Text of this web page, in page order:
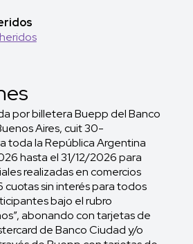
por billetera Buepp del Banco
Aires, cuit 30-
toda la República Argentina
hasta el 31/12/2026 para
realizadas en comercios
cuotas sin interés para todos
bajo el rubro
abonando con tarjetas de
de Banco Ciudad y/o